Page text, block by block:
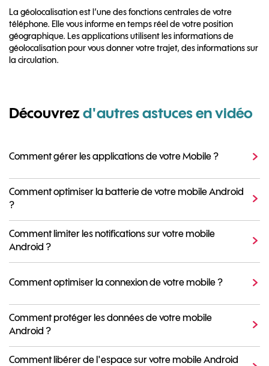
La géolocalisation est l’une des fonctions centrales de votre
téléphone. Elle vous informe en temps réel de votre position
géographique. Les applications utilisent les informations de
géolocalisation pour vous donner votre trajet, des informations sur
la circulation.
Découvrezd'autres astuces en vidéo
Comment gérer les applications de votre Mobile ?
Comment optimiser la batterie de votre mobile Android
?
Comment limiter les notifications sur votre mobile
Android ?
Comment optimiser la connexion de votre mobile ?
Comment protéger les données de votre mobile
Android ?
Comment libérer de l'espace sur votre mobile Android